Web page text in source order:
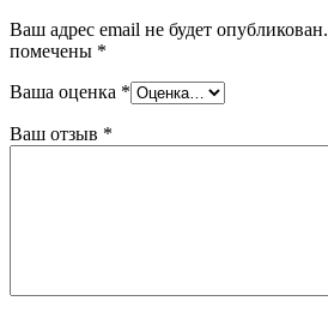
Ваш адрес email не будет опубликован.
помечены *
Ваша оценка *
Ваш отзыв *